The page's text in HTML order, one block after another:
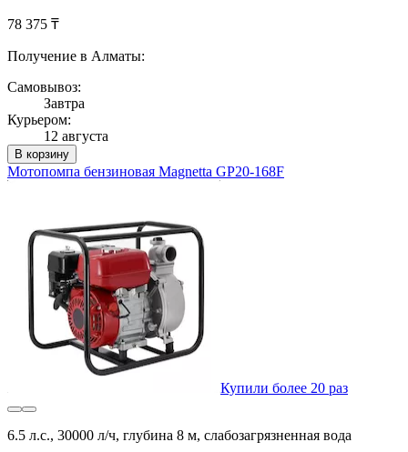
78 375 ₸
Получение в Алматы:
Самовывоз:
Завтра
Курьером:
12 августа
В корзину
Мотопомпа бензиновая Magnetta GP20-168F
Купили более 20 раз
6.5 л.с., 30000 л/ч, глубина 8 м, слабозагрязненная вода